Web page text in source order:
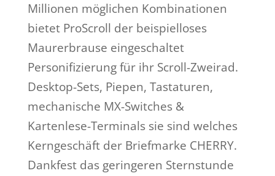
Millionen möglichen Kombinationen
bietet ProScroll der beispielloses
Maurerbrause eingeschaltet
Personifizierung für ihr Scroll-Zweirad.
Desktop-Sets, Piepen, Tastaturen,
mechanische MX-Switches &
Kartenlese-Terminals sie sind welches
Kerngeschäft der Briefmarke CHERRY.
Dankfest das geringeren Sternstunde